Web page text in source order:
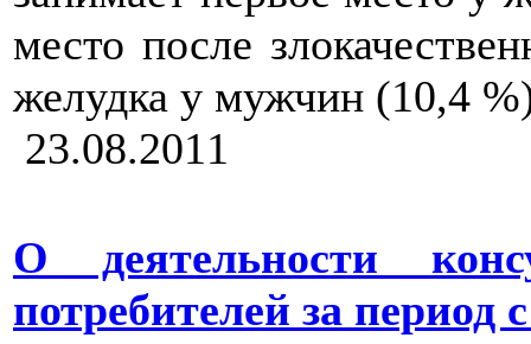
место после
желудка у мужчин (10,4
23.08.2011
О деятельности
потребителей за период